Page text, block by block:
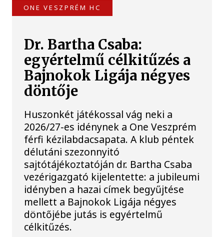
ONE VESZPRÉM HC
Dr. Bartha Csaba:
egyértelmű célkitűzés a
Bajnokok Ligája négyes
döntője
Huszonkét játékossal vág neki a
2026/27-es idénynek a One Veszprém
férfi kézilabdacsapata. A klub péntek
délutáni szezonnyitó
sajtótájékoztatóján dr. Bartha Csaba
vezérigazgató kijelentette: a jubileumi
idényben a hazai címek begyűjtése
mellett a Bajnokok Ligája négyes
döntőjébe jutás is egyértelmű
célkitűzés.